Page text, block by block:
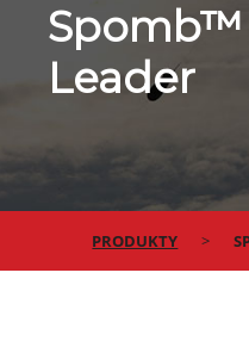
Spomb™
Leader
PRODUKTY